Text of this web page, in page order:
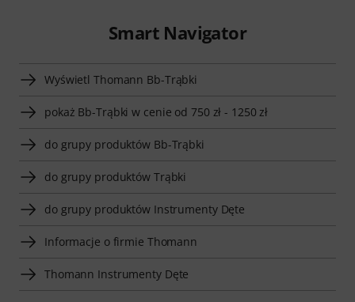
Smart Navigator
Wyświetl Thomann Bb-Trąbki
pokaż Bb-Trąbki w cenie od 750 zł - 1250 zł
do grupy produktów Bb-Trąbki
do grupy produktów Trąbki
do grupy produktów Instrumenty Dęte
Informacje o firmie Thomann
Thomann Instrumenty Dęte